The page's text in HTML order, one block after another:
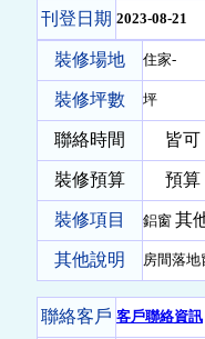
刊登日期 2023-08-21
裝修場地 住家-
裝修坪數 坪
聯絡時間 皆可
裝修預算 預算
裝修項目 鋁窗 其
其他說明 房間落地
聯絡客戶 客戶聯絡資訊